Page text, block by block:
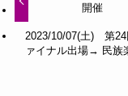
開催
2023/10/07(土) 第24
ァイナル出場→ 民族